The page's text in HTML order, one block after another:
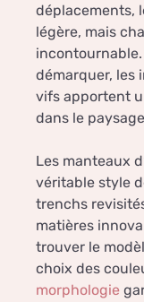
déplacements,
légère, mais
démarquer, les
vifs apportent
dans le
Les manteaux
véritable style
trenchs
matières
trouver le
choix des
morphologie